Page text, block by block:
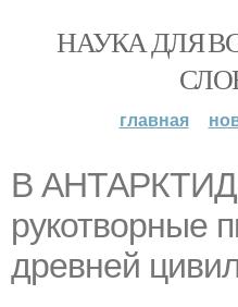
НАУКА ДЛЯ
главная
В
рукотворные
древней